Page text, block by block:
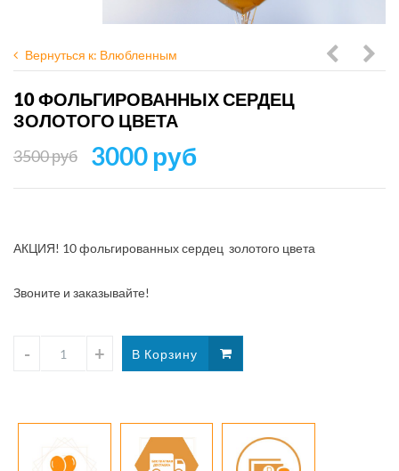
Вернуться к: Влюбленным
латте
10 ФОЛЬГИРОВАННЫХ СЕРДЕЦ
ЗОЛОТОГО ЦВЕТА
3500 руб 3000 руб
АКЦИЯ! 10 фольгированных сердец золотого цвета
Звоните и заказывайте!